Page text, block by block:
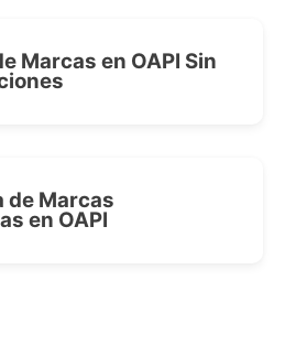
Marcas en OAPI Sin
de Marcas
en OAPI